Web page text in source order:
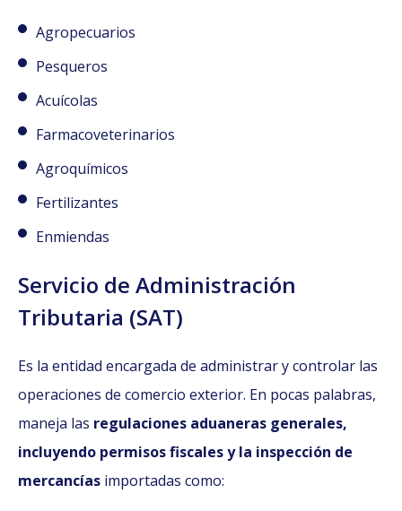
Agropecuarios
Pesqueros
Acuícolas
Farmacoveterinarios
Agroquímicos
Fertilizantes
Enmiendas
Servicio de Administración
Tributaria (SAT)
Es la entidad encargada de administrar y controlar las
operaciones de comercio exterior. En pocas palabras,
maneja las regulaciones aduaneras generales,
incluyendo permisos fiscales y la inspección de
mercancías importadas como: